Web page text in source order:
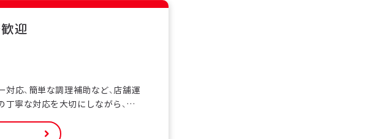
迎
応、簡単な調理補助など、店舗運
寧な対応を大切にしながら、チ
り、日本の飲食サービスを基礎か